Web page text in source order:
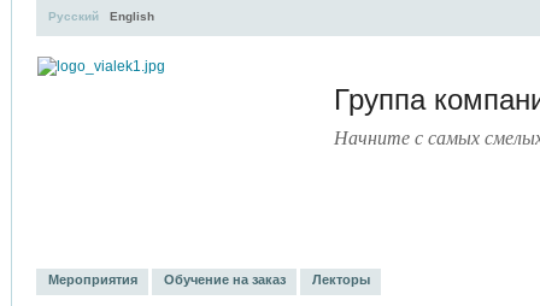
Группа
Начните с самых
Русский English
Мероприятия Обучение на заказ Лекторы